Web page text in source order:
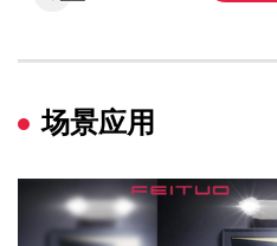
场景应用